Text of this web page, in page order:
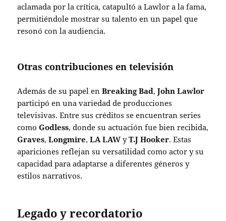
aclamada por la crítica, catapultó a Lawlor a la fama,
permitiéndole mostrar su talento en un papel que
resonó con la audiencia.
Otras contribuciones en televisión
Además de su papel enBreaking Bad,John Lawlor
participó en una variedad de producciones
televisivas. Entre sus créditos se encuentran series
comoGodless, donde su actuación fue bien recibida,
Graves,Longmire,LA LAW yT.J Hooker. Estas
apariciones reflejan su versatilidad como actor y su
capacidad para adaptarse a diferentes géneros y
estilos narrativos.
Legado y recordatorio